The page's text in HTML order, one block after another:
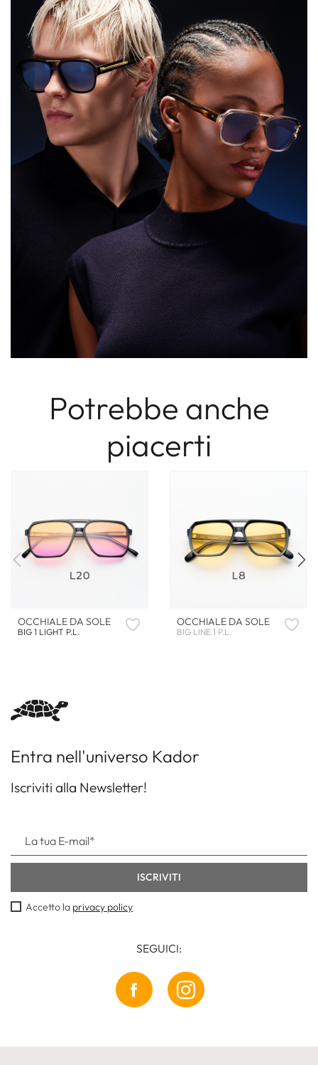
Potrebbe anche
piacerti
OCCHIALE DA SOLE
BIG 1 LIGHT P.L.
OCCHIALE DA SOLE
BIG LINE 1 P.L.
Entra nell'universo Kador
Iscriviti alla Newsletter!
Accetto la privacy policy
SEGUICI: